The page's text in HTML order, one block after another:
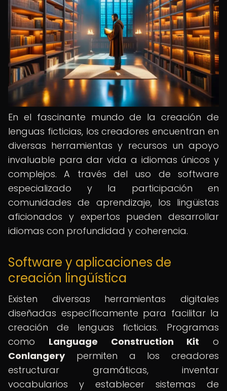
En el fascinante mundo de la creación de
lenguas ficticias, los creadores encuentran en
diversas herramientas y recursos un apoyo
invaluable para dar vida a idiomas únicos y
complejos. A través del uso de software
especializado y la participación en
comunidades de aprendizaje, los lingüistas
aficionados y expertos pueden desarrollar
idiomas con profundidad y coherencia.
Software y aplicaciones de
creación lingüística
Existen diversas herramientas digitales
diseñadas específicamente para facilitar la
creación de lenguas ficticias. Programas
como Language Construction Kit o
Conlangerypermiten a los creadores
estructurar gramáticas, inventar
vocabularios y establecer sistemas de